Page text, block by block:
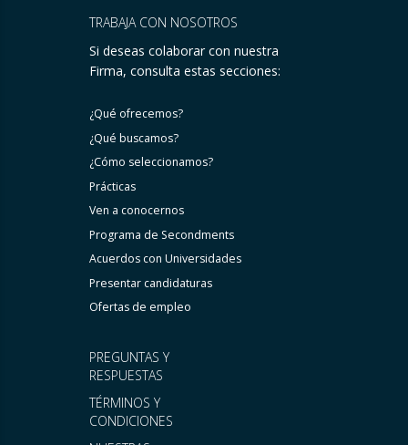
PREGUNTAS Y
RESPUESTAS
TÉRMINOS Y
CONDICIONES
TRABAJA CON NOSOTROS
Si deseas colaborar con nuestra
Firma, consulta estas secciones:
¿Qué ofrecemos?
¿Qué buscamos?
¿Cómo seleccionamos?
Prácticas
Ven a conocernos
Programa de Secondments
Acuerdos con Universidades
Presentar candidaturas
Ofertas de empleo